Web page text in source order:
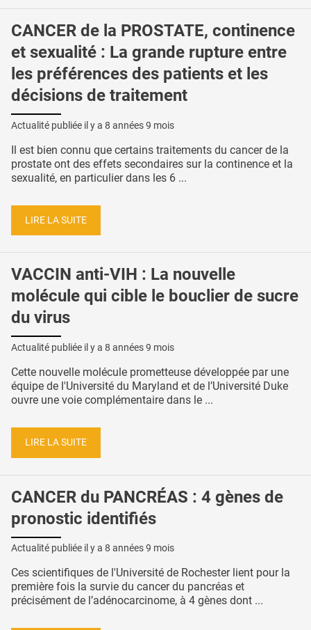
CANCER de la PROSTATE, continence
et sexualité : La grande rupture entre
les préférences des patients et les
décisions de traitement
Actualité publiée il y a 8 années 9 mois
Il est bien connu que certains traitements du cancer de la
prostate ont des effets secondaires sur la continence et la
sexualité, en particulier dans les 6 ...
LIRE LA SUITE
VACCIN anti-VIH : La nouvelle
molécule qui cible le bouclier de sucre
du virus
Actualité publiée il y a 8 années 9 mois
Cette nouvelle molécule prometteuse développée par une
équipe de l'Université du Maryland et de l’Université Duke
ouvre une voie complémentaire dans le ...
LIRE LA SUITE
CANCER du PANCRÉAS : 4 gènes de
pronostic identifiés
Actualité publiée il y a 8 années 9 mois
Ces scientifiques de l'Université de Rochester lient pour la
première fois la survie du cancer du pancréas et
précisément de l’adénocarcinome, à 4 gènes dont ...